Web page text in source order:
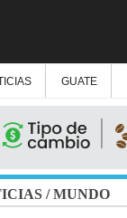
GUATE
/MUNDO